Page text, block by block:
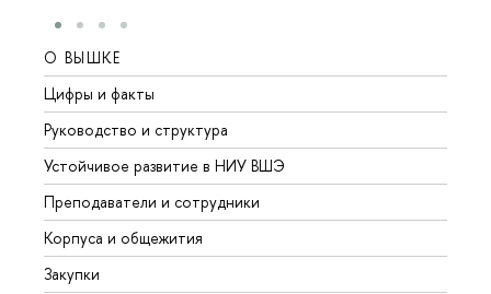
О ВЫШКЕ
Цифры и факты
Руководство и структура
Устойчивое развитие в НИУ ВШЭ
Преподаватели и сотрудники
Корпуса и общежития
Закупки